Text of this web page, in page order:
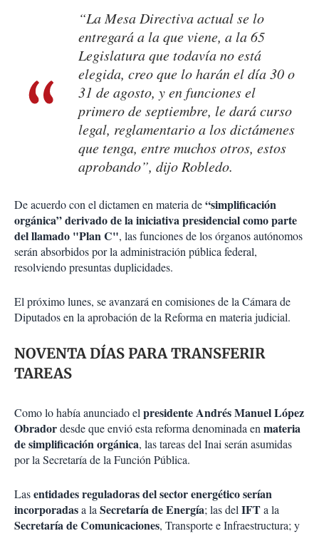
“La Mesa Directiva actual se lo
entregará a la que viene, a la 65
Legislatura que todavía no está
elegida, creo que lo harán el día 30 o
31 de agosto, y en funciones el
primero de septiembre, le dará curso
legal, reglamentario a los dictámenes
que tenga, entre muchos otros, estos
aprobando”, dijo Robledo.
De acuerdo con el dictamen en materia de“simplificación
orgánica” derivado de la iniciativa presidencial como parte
del llamado "Plan C", las funciones de los órganos autónomos
serán absorbidos por la administración pública federal,
resolviendo presuntas duplicidades.
El próximo lunes, se avanzará en comisiones de la Cámara de
Diputados en la aprobación de la Reforma en materia judicial.
NOVENTA DÍAS PARA TRANSFERIR
TAREAS
Como lo había anunciado elpresidente Andrés Manuel López
Obradordesde que envió esta reforma denominada enmateria
de simplificación orgánica, las tareas del Inai serán asumidas
por la Secretaría de la Función Pública.
Lasentidades reguladoras del sector energético serían
incorporadasa laSecretaría de Energía; las delIFTa la
Secretaría de Comunicaciones, Transporte e Infraestructura; y